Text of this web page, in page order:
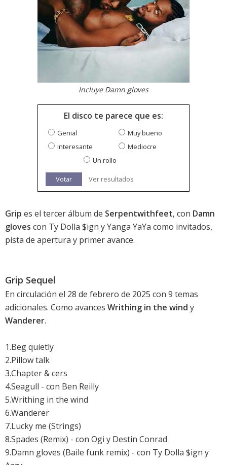
Incluye Damn gloves
El disco te parece que es:
Genial
Muy bueno
Interesante
Mediocre
Un rollo
Votar Ver resultados
Grip es el tercer álbum de Serpentwithfeet, con Damn
gloves con Ty Dolla $ign y Yanga YaYa como invitados,
pista de apertura y primer avance.
Grip Sequel
En circulación el 28 de febrero de 2025 con 9 temas
adicionales. Como avances Writhing in the wind y
Wanderer.
1.Beg quietly
2.Pillow talk
3.Chapter & cers
4.Seagull - con Ben Reilly
5.Writhing in the wind
6.Wanderer
7.Lucky me (Strings)
8.Spades (Remix) - con Ogi y Destin Conrad
9.Damn gloves (Baile funk remix) - con Ty Dolla $ign y